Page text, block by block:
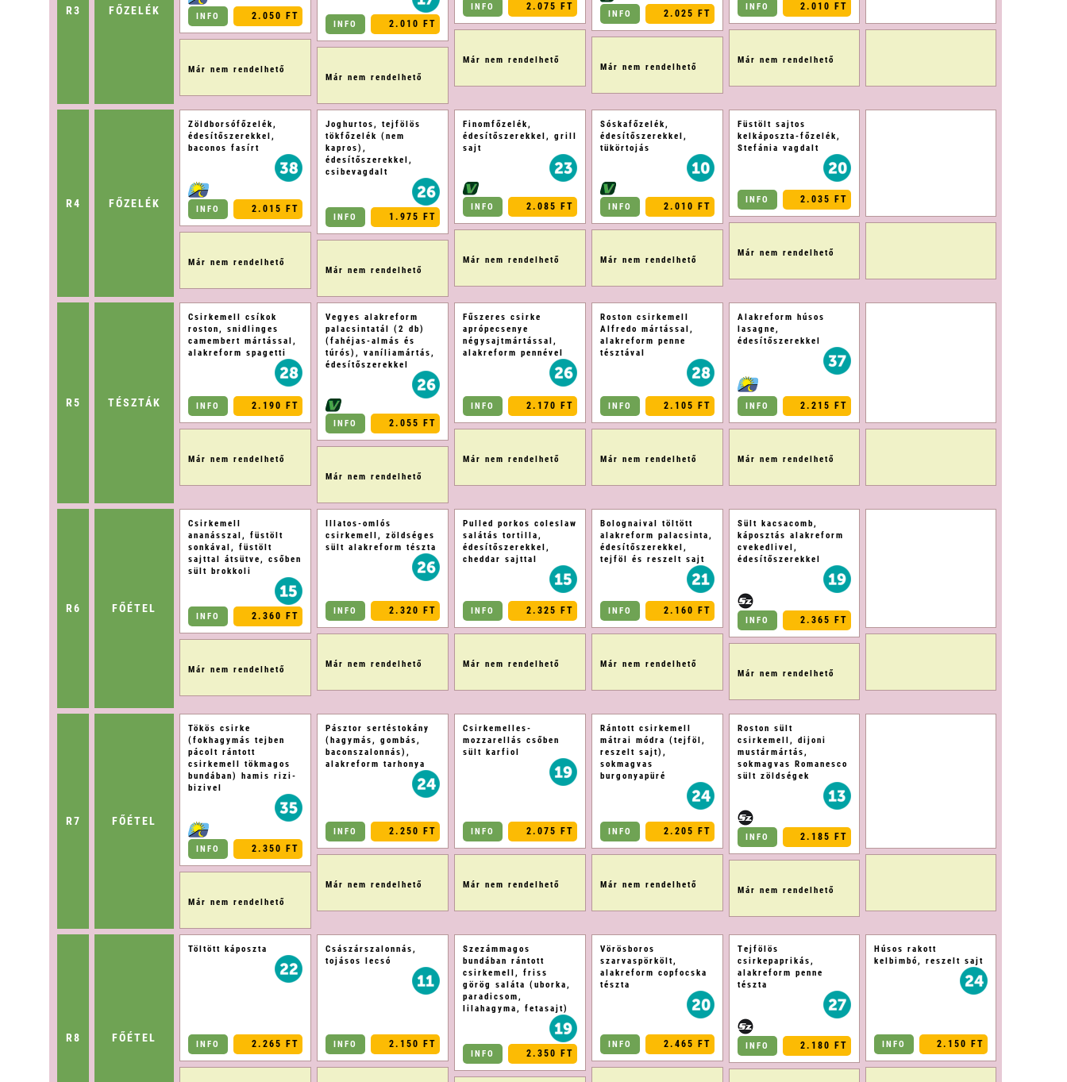
R3 FŐZELÉK INFO 2.050 FT
Már nem rendelhető
INFO 2.010 FT
Már nem rendelhető
INFO 2.075 FT
Már nem rendelhető
INFO 2.025 FT
Már nem rendelhető
INFO 2.010 FT
Már nem rendelhető
R4 FŐZELÉK
Zöldborsófőzelék,
édesítőszerekkel,
baconos fasírt
INFO 2.015 FT
Már nem rendelhető
Joghurtos, tejfölös
tökfőzelék (nem
kapros),
édesítőszerekkel,
csibevagdalt
INFO 1.975 FT
Már nem rendelhető
Finomfőzelék,
édesítőszerekkel, grill
sajt
INFO 2.085 FT
Már nem rendelhető
Sóskafőzelék,
édesítőszerekkel,
tükörtojás
INFO 2.010 FT
Már nem rendelhető
Füstölt sajtos
kelkáposzta-főzelék,
Stefánia vagdalt
INFO 2.035 FT
Már nem rendelhető
R5 TÉSZTÁK
Csirkemell csíkok
roston, snidlinges
camembert mártással,
alakreform spagetti
INFO 2.190 FT
Már nem rendelhető
Vegyes alakreform
palacsintatál (2 db)
(fahéjas-almás és
túrós), vaníliamártás,
édesítőszerekkel
INFO 2.055 FT
Már nem rendelhető
Fűszeres csirke
aprópecsenye
négysajtmártással,
alakreform pennével
INFO 2.170 FT
Már nem rendelhető
Roston csirkemell
Alfredo mártással,
alakreform penne
tésztával
INFO 2.105 FT
Már nem rendelhető
Alakreform húsos
lasagne,
édesítőszerekkel
INFO 2.215 FT
Már nem rendelhető
R6 FŐÉTEL
Csirkemell
ananásszal, füstölt
sonkával, füstölt
sajttal átsütve, csőben
sült brokkoli
INFO 2.360 FT
Már nem rendelhető
Illatos-omlós
csirkemell, zöldséges
sült alakreform tészta
INFO 2.320 FT
Már nem rendelhető
Pulled porkos coleslaw
salátás tortilla,
édesítőszerekkel,
cheddar sajttal
INFO 2.325 FT
Már nem rendelhető
Bolognaival töltött
alakreform palacsinta,
édesítőszerekkel,
tejföl és reszelt sajt
INFO 2.160 FT
Már nem rendelhető
Sült kacsacomb,
káposztás alakreform
cvekedlivel,
édesítőszerekkel
INFO 2.365 FT
Már nem rendelhető
R7 FŐÉTEL
Tökös csirke
(fokhagymás tejben
pácolt rántott
csirkemell tökmagos
bundában) hamis rizi-
bizivel
INFO 2.350 FT
Már nem rendelhető
Pásztor sertéstokány
(hagymás, gombás,
baconszalonnás),
alakreform tarhonya
INFO 2.250 FT
Már nem rendelhető
Csirkemelles-
mozzarellás csőben
sült karfiol
INFO 2.075 FT
Már nem rendelhető
Rántott csirkemell
mátrai módra (tejföl,
reszelt sajt),
sokmagvas
burgonyapüré
INFO 2.205 FT
Már nem rendelhető
Roston sült
csirkemell, dijoni
mustármártás,
sokmagvas Romanesco
sült zöldségek
INFO 2.185 FT
Már nem rendelhető
R8 FŐÉTEL
Töltött káposzta
INFO 2.265 FT
Császárszalonnás,
tojásos lecsó
INFO 2.150 FT
Szezámmagos
bundában rántott
csirkemell, friss
görög saláta (uborka,
paradicsom,
lilahagyma, fetasajt)
INFO 2.350 FT
Vörösboros
szarvaspörkölt,
alakreform copfocska
tészta
INFO 2.465 FT
Tejfölös
csirkepaprikás,
alakreform penne
tészta
INFO 2.180 FT
Húsos rakott
kelbimbó, reszelt sajt
INFO 2.150 FT